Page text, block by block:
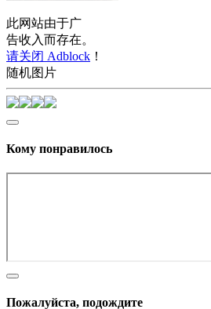
此网站由于广
告收入而存在。
请关闭 Adblock ！
随机图片
Кому понравилось
Пожалуйста, подождите